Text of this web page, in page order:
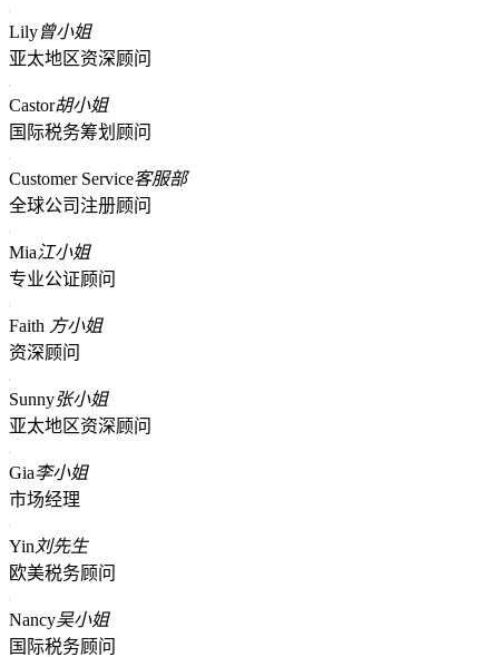
Lily曾小姐
亚太地区资深顾问
Castor胡小姐
国际税务筹划顾问
Customer Service客服部
全球公司注册顾问
Mia江小姐
专业公证顾问
Faith 方小姐
资深顾问
Sunny张小姐
亚太地区资深顾问
Gia李小姐
市场经理
Yin 刘先生
欧美税务顾问
Nancy吴小姐
国际税务顾问